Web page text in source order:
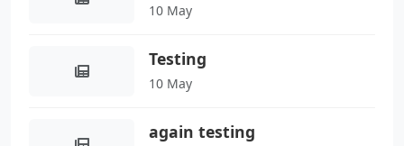
10 May
Testing
10 May
again testing